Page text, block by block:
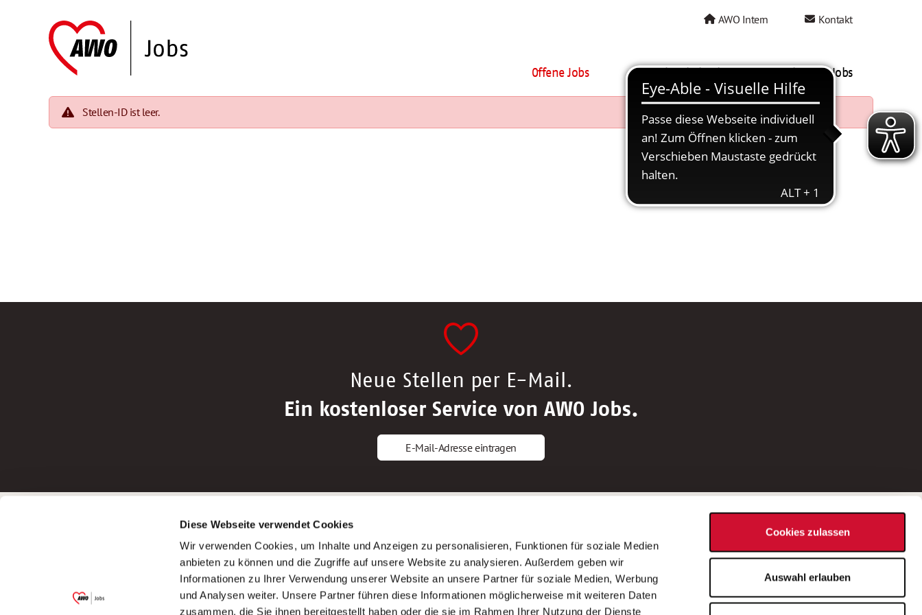
Diese Webseite verwendet Cookies
Wir verwenden Cookies, um Inhalte und Anzeigen zu personalisieren, Funktionen für soziale Medien
anbieten zu können und die Zugriffe auf unsere Website zu analysieren. Außerdem geben wir
Informationen zu Ihrer Verwendung unserer Website an unsere Partner für soziale Medien, Werbung
und Analysen weiter. Unsere Partner führen diese Informationen möglicherweise mit weiteren Daten
zusammen, die Sie ihnen bereitgestellt haben oder die sie im Rahmen Ihrer Nutzung der Dienste
Cookies zulassen
Auswahl erlauben
AWO Intern Kontakt
Offene Jobs AWO als Arbeitgeber Mein AWO Jobs
Stellen-ID ist leer.
Neue Stellen per E-Mail.
Ein kostenloser Service von AWO Jobs.
E-Mail-Adresse eintragen
Garitz Bewirtschaftungsbetriebe GmbH
(Ein Tochterunternehmen des AWO
Bezirksverbandes Unterfranken e.V.)
Bewerbungstipps
Bewerbung als Altenpfleger*in
Bewerbung als Krankenpfleger*in
Bewerbung als Altenpflegehelfer*in
Bewerbung als Erzieher*in
AWO Gliederungen nach Bundesland
Stellenangebote nach Bundesländern
Sitemap
Impressum
Datenschutz
Bei Fragen zu einer Stellenausschreibung
wenden Sie sich bitte an die*den in der
Stellenausschreibung genannte*n